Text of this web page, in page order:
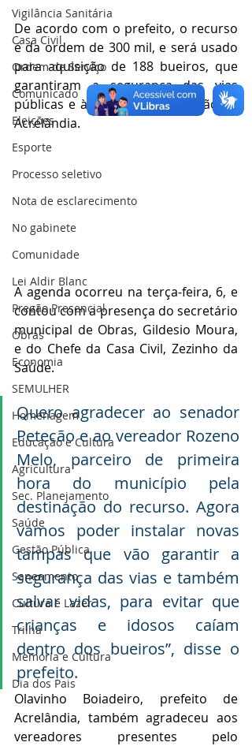
Vigilância Sanitária
Casa Civil
Ordem de Serviço
Comunicado
Eleições
Esporte
Processo seletivo
Nota de esclarecimento
No gabinete
Comunidade
Lei Aldir Blanc
Pregão Presencial
Obras
Economia
SEMULHER
Homenagem
Educação e Cultura
Agricultura
Sec. Planejamento
Saúde
Gestão Pública
Saneamento
Cultura e Lazer
Trilha
Memória e Cultura
Dia dos Pais
De acordo com o prefeito, o recurso
é da ordem de 300 mil, e será usado
para aquisição de 188 bueiros, que
garantiram a segurança das vias
públicas e à limpeza à população de
Acrelândia.
A agenda ocorreu na terça-feira, 6, e
contou com a presença do secretário
municipal de Obras, Gildesio Moura,
e do Chefe da Casa Civil, Zezinho da
Saúde.
Quero agradecer ao senador
Petecão e ao vereador Rozeno
Melo, parceiro de primeira
hora do município pela
destinação do recurso. Agora
vamos poder instalar novas
tampas que vão garantir a
segurança das vias e também
salvar vidas, para evitar que
crianças e idosos caíam
dentro dos bueiros”, disse o
prefeito.
Olavinho Boiadeiro, prefeito de
Acrelândia, também agradeceu aos
vereadores presentes pelo